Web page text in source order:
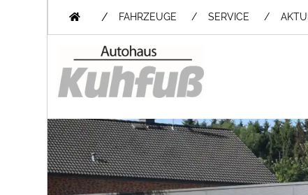
/ FAHRZEUGE SERVICE